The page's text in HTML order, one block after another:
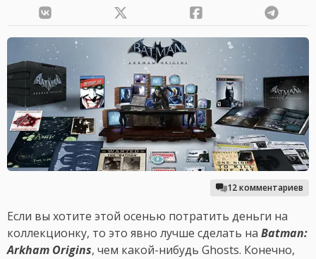
12 комментариев
Если вы хотите этой осенью потратить деньги на
коллекционку, то это явно лучше сделать на Batman:
Arkham Origins, чем какой-нибудь Ghosts. Конечно,